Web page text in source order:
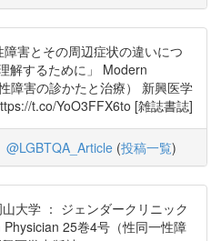
障害とその周辺症状の違いにつ
解するために」 Modern
障害の診かたと治療） 新興医学
t.co/YoO3FFX6to [雑誌書誌]
@LGBTQA_Article (投稿一覧)
大学 ： ジェンダークリニック
25巻4号（性同一性障